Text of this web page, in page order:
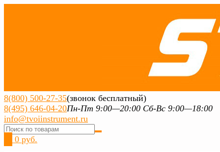
8(800) 500-27-35(звонок бесплатный)
8(495) 646-04-20Пн-Пт 9:00—20:00 Сб-Вс 9:00—18:00
info@tvoiinstrument.ru
0 руб.